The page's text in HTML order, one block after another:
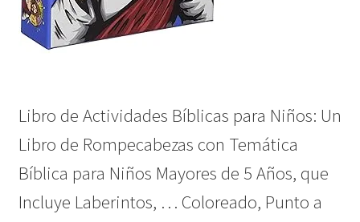
Libro de Actividades Bíblicas para Niños: Un
Libro de Rompecabezas con Temática
Bíblica para Niños Mayores de 5 Años, que
Incluye Laberintos, … Coloreado, Punto a